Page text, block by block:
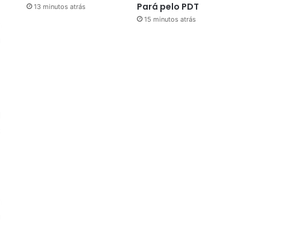
13 minutos atrás
Pará pelo PDT
15 minutos atrás